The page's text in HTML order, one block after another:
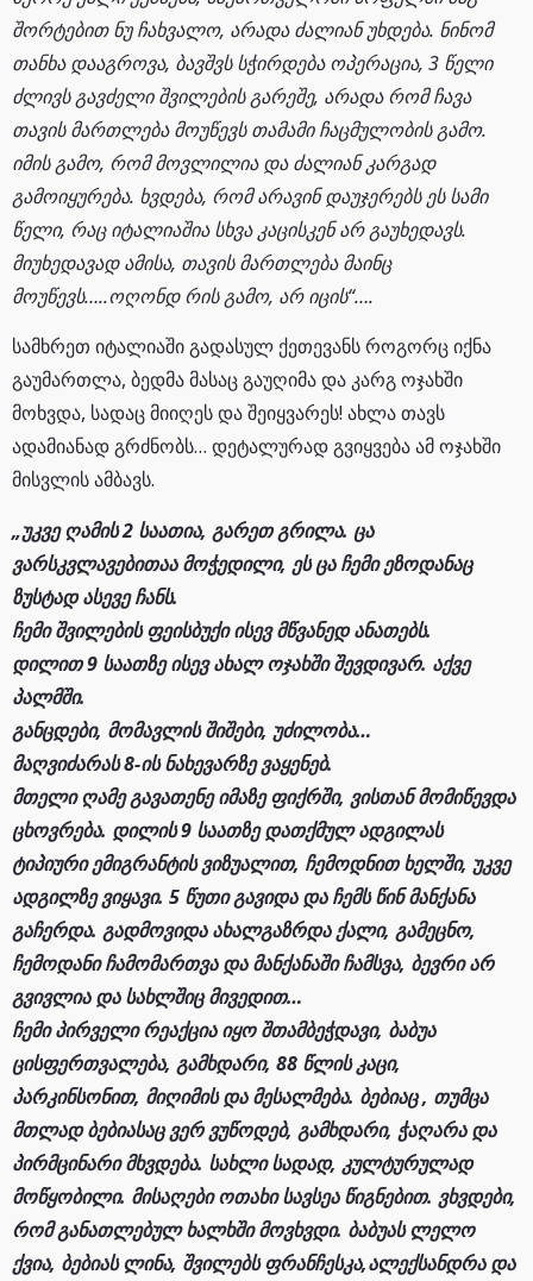
შორტებით ნუ ჩახვალო, არადა ძალიან უხდება. ნინომ
თანხა დააგროვა, ბავშვს სჭირდება ოპერაცია, 3 წელი
ძლივს გავძელი შვილების გარეშე, არადა რომ ჩავა
თავის მართლება მოუწევს თამამი ჩაცმულობის გამო.
იმის გამო, რომ მოვლილია და ძალიან კარგად
გამოიყურება. ხვდება, რომ არავინ დაუჯერებს ეს სამი
წელი, რაც იტალიაშია სხვა კაცისკენ არ გაუხედავს.
მიუხედავად ამისა, თავის მართლება მაინც
მოუწევს…..ოღონდ რის გამო, არ იცის“….
სამხრეთ იტალიაში გადასულ ქეთევანს როგორც იქნა
გაუმართლა, ბედმა მასაც გაუღიმა და კარგ ოჯახში
მოხვდა, სადაც მიიღეს და შეიყვარეს! ახლა თავს
ადამიანად გრძნობს… დეტალურად გვიყვება ამ ოჯახში
მისვლის ამბავს.
„უკვე ღამის 2 საათია, გარეთ გრილა. ცა
ვარსკვლავებითაა მოჭედილი, ეს ცა ჩემი ეზოდანაც
ზუსტად ასევე ჩანს.
ჩემი შვილების ფეისბუქი ისევ მწვანედ ანათებს.
დილით 9 საათზე ისევ ახალ ოჯახში შევდივარ. აქვე
პალმში.
განცდები, მომავლის შიშები, უძილობა…
მაღვიძარას 8-ის ნახევარზე ვაყენებ.
მთელი ღამე გავათენე იმაზე ფიქრში, ვისთან მომიწევდა
ცხოვრება. დილის 9 საათზე დათქმულ ადგილას
ტიპიური ემიგრანტის ვიზუალით, ჩემოდნით ხელში, უკვე
ადგილზე ვიყავი. 5 წუთი გავიდა და ჩემს წინ მანქანა
გაჩერდა. გადმოვიდა ახალგაზრდა ქალი, გამეცნო,
ჩემოდანი ჩამომართვა და მანქანაში ჩამსვა, ბევრი არ
გვივლია და სახლშიც მივედით…
ჩემი პირველი რეაქცია იყო შთამბეჭდავი, ბაბუა
ცისფერთვალება, გამხდარი, 88 წლის კაცი,
პარკინსონით, მიღიმის და მესალმება. ბებიაც , თუმცა
მთლად ბებიასაც ვერ ვუწოდებ, გამხდარი, ჭაღარა და
პირმცინარი მხვდება. სახლი სადად, კულტურულად
მოწყობილი. მისაღები ოთახი სავსეა წიგნებით. ვხვდები,
რომ განათლებულ ხალხში მოვხვდი. ბაბუას ლელო
ქვია, ბებიას ლინა, შვილებს ფრანჩესკა,ალექსანდრა და